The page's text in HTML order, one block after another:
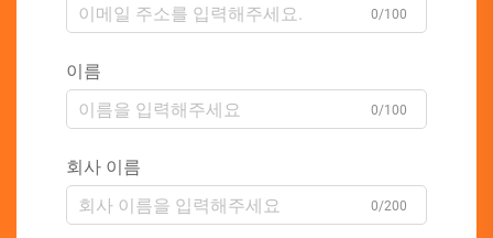
0/100
이름
0/100
회사 이름
0/200